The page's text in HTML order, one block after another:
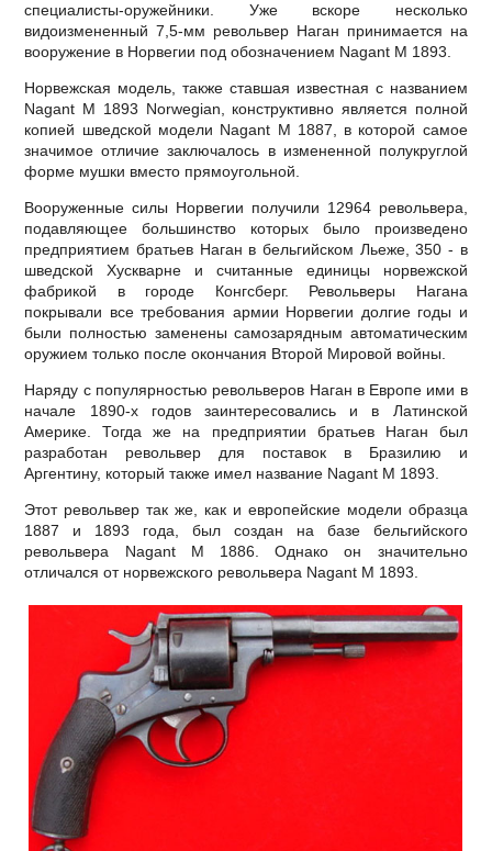
специалисты-оружейники. Уже вскоре несколько
видоизмененный 7,5-мм револьвер Наган принимается на
вооружение в Норвегии под обозначением Nagant M 1893.
Норвежская модель, также ставшая известная с названием
Nagant M 1893 Norwegian, конструктивно является полной
копией шведской модели Nagant M 1887, в которой самое
значимое отличие заключалось в измененной полукруглой
форме мушки вместо прямоугольной.
Вооруженные силы Норвегии получили 12964 револьвера,
подавляющее большинство которых было произведено
предприятием братьев Наган в бельгийском Льеже, 350 - в
шведской Хускварне и считанные единицы норвежской
фабрикой в городе Конгсберг. Револьверы Нагана
покрывали все требования армии Норвегии долгие годы и
были полностью заменены самозарядным автоматическим
оружием только после окончания Второй Мировой войны.
Наряду с популярностью револьверов Наган в Европе ими в
начале 1890-х годов заинтересовались и в Латинской
Америке. Тогда же на предприятии братьев Наган был
разработан револьвер для поставок в Бразилию и
Аргентину, который также имел название Nagant M 1893.
Этот револьвер так же, как и европейские модели образца
1887 и 1893 года, был создан на базе бельгийского
револьвера Nagant M 1886. Однако он значительно
отличался от норвежского револьвера Nagant M 1893.